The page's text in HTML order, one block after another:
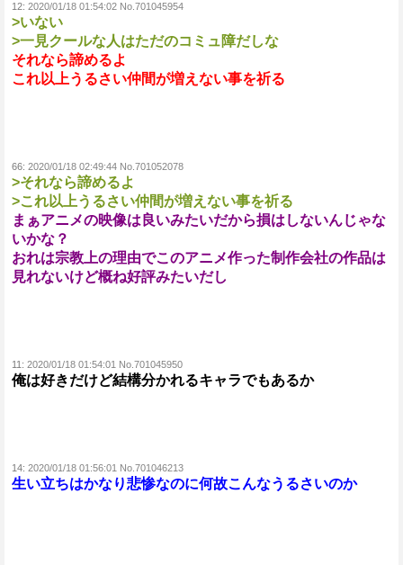
12: 2020/01/18 01:54:02 No.701045954
>いない
>一見クールな人はただのコミュ障だしな
それなら諦めるよ
これ以上うるさい仲間が増えない事を祈る
66: 2020/01/18 02:49:44 No.701052078
>それなら諦めるよ
>これ以上うるさい仲間が増えない事を祈る
まぁアニメの映像は良いみたいだから損はしないんじゃな
いかな？
おれは宗教上の理由でこのアニメ作った制作会社の作品は
見れないけど概ね好評みたいだし
11: 2020/01/18 01:54:01 No.701045950
俺は好きだけど結構分かれるキャラでもあるか
14: 2020/01/18 01:56:01 No.701046213
生い立ちはかなり悲惨なのに何故こんなうるさいのか